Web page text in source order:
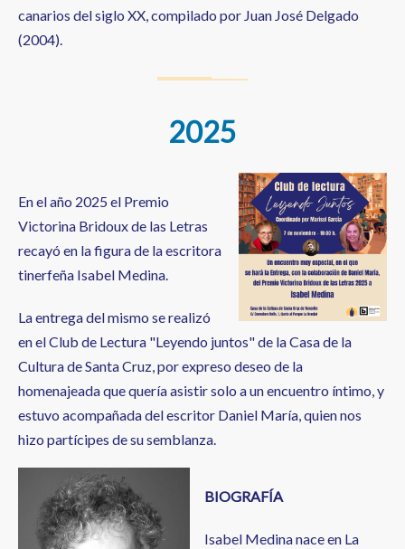
canarios del siglo XX, compilado por Juan José Delgado
(2004).
2025
En el año 2025 el Premio
Victorina Bridoux de las Letras
recayó en la figura de la escritora
tinerfeña Isabel Medina.
La entrega del mismo se realizó
en el Club de Lectura "Leyendo juntos" de la Casa de la
Cultura de Santa Cruz, por expreso deseo de la
homenajeada que quería asistir solo a un encuentro íntimo, y
estuvo acompañada del escritor Daniel María, quien nos
hizo partícipes de su semblanza.
BIOGRAFÍA
Isabel Medina nace en La